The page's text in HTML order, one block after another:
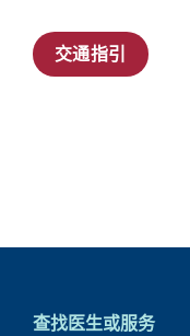
交通指引
查找医生或服务